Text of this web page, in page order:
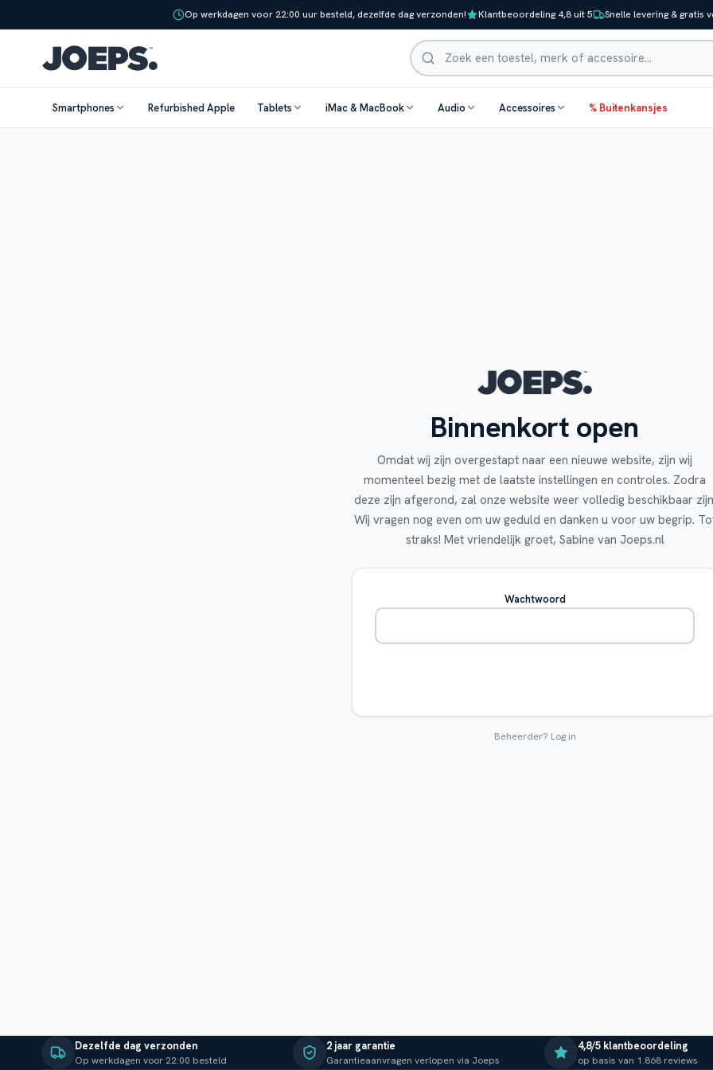
Op werkdagen voor 22:00 uur besteld, dezelfde dag verzonden! Klantbeoordeling 4,8 uit 5 Snelle levering & gratis
Zoeken
Smartphones Refurbished Apple Tablets iMac & MacBook Audio Accessoires % Buitenkansjes
Binnenkort open
Omdat wij zijn overgestapt naar een nieuwe website, zijn wij
momenteel bezig met de laatste instellingen en controles. Zodra
deze zijn afgerond, zal onze website weer volledig beschikbaar
Wij vragen nog even om uw geduld en danken u voor uw begrip.
straks! Met vriendelijk groet, Sabine van Joeps.nl
Wachtwoord
Beheerder? Log in
Dezelfde dag verzonden
Op werkdagen voor 22:00 besteld
2 jaar garantie
Garantieaanvragen verlopen via Joeps
4,8/5 klantbeoordeling
op basis van 1.868 reviews